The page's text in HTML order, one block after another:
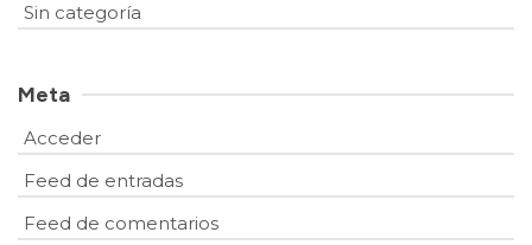
Sin categoría
Meta
Acceder
Feed de entradas
Feed de comentarios